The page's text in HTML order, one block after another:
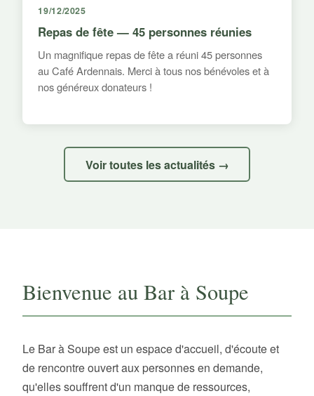
19/12/2025
Repas de fête — 45 personnes réunies
Un magnifique repas de fête a réuni 45 personnes
au Café Ardennais. Merci à tous nos bénévoles et à
nos généreux donateurs !
Voir toutes les actualités →
Bienvenue au Bar à Soupe
Le Bar à Soupe est un espace d'accueil, d'écoute et
de rencontre ouvert aux personnes en demande,
qu'elles souffrent d'un manque de ressources,